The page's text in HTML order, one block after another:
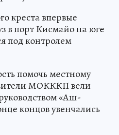
креста впервые
в порт Кисмайо на юге
под контролем
помочь местному
МОКККП вели
«Аш-
концов увенчались